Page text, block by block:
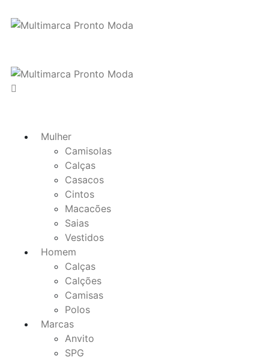
Mulher
Camisolas
Calças
Casacos
Cintos
Macacões
Saias
Vestidos
Homem
Calças
Calções
Camisas
Polos
Marcas
Anvito
SPG